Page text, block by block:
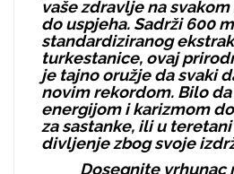
vaše zdravlje na
do uspjeha. Sadrži 600
standardiziranog
turkestanice, ovaj
je tajno oružje da svaki
novim rekordom. Bilo
energijom i karizmom
za sastanke, ili u
divljenje zbog svoje
Dosegnite vrhunac